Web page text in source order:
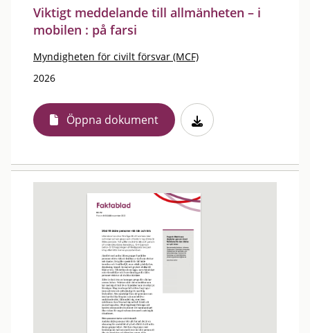
Viktigt meddelande till allmänheten – i
mobilen : på farsi
Myndigheten för civilt försvar (MCF)
2026
Öppna dokument